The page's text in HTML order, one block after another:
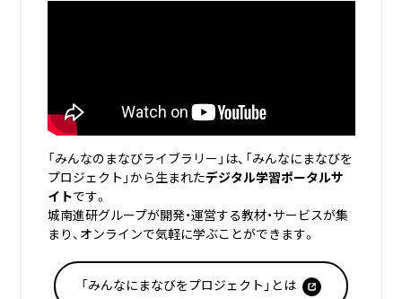
「みんなのまなびライブラリー」は、「みんなにまなびを
プロジェクト」から生まれたデジタル学習ポータルサ
イトです。
城南進研グループが開発・運営する教材・サービスが集
まり、オンラインで気軽に学ぶことができます。
「みんなにまなびをプロジェクト」とは